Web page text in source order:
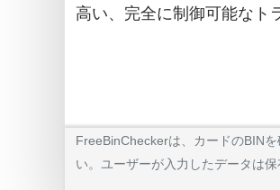
高い、完全に制御可能なト
FreeBinCheckerは、カードのBIN
い。ユーザーが入力したデータは